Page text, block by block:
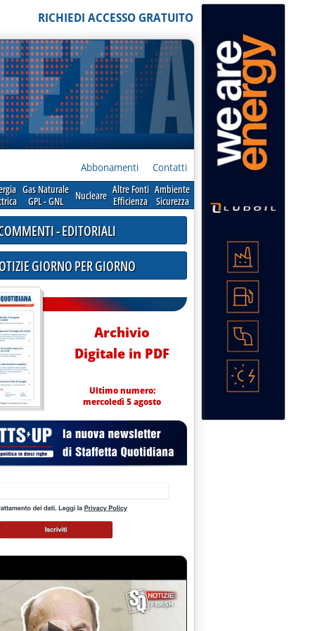
RICHIEDI ACCESSO GRATUITO
Abbonamenti Contatti
Gas Naturale
GPL - GNL
Nucleare Altre Fonti
Efficienza
Ambiente
Sicurezza
- EDITORIALI
GIORNO PER GIORNO
Archivio
Digitale in PDF
Ultimo numero:
mercoledì 5 agosto